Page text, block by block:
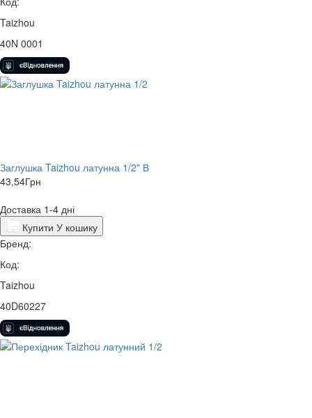
Taizhou
40N 0001
Заглушка Taizhou латунна 1/2" В
43,54Грн
Доставка 1-4 дні
Купити У кошику
Бренд:
Код:
Taizhou
40D60227